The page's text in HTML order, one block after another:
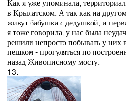
Как я уже упоминала,
в Крылатском. А так как на
живут бабушка с дедушкой, и
я тоже говорила, у нас была
решили непросто побывать у них
пешком - прогуляться по
назад Живописному мосту.
13.